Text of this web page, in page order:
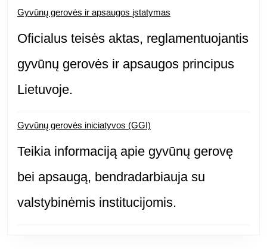
Gyvūnų gerovės ir apsaugos įstatymas
Oficialus teisės aktas, reglamentuojantis
gyvūnų gerovės ir apsaugos principus
Lietuvoje.
Gyvūnų gerovės iniciatyvos (GGI)
Teikia informaciją apie gyvūnų gerovę
bei apsaugą, bendradarbiauja su
valstybinėmis institucijomis.